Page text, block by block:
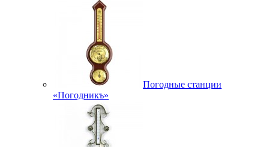
Погодные станции
«Погодникъ»